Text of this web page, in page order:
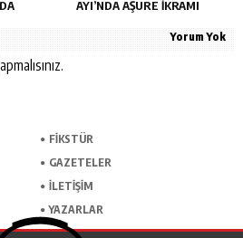
AYI’NDA AŞURE İKRAMI
Yorum Yok
FİKSTÜR
GAZETELER
İLETİŞİM
YAZARLAR